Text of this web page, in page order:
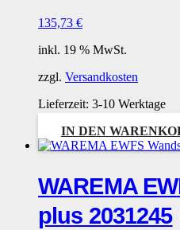
135,73 €
inkl. 19 % MwSt.
zzgl. Versandkosten
Lieferzeit: 3-10 Werktage
IN DEN
WAREMA
plus 2031245